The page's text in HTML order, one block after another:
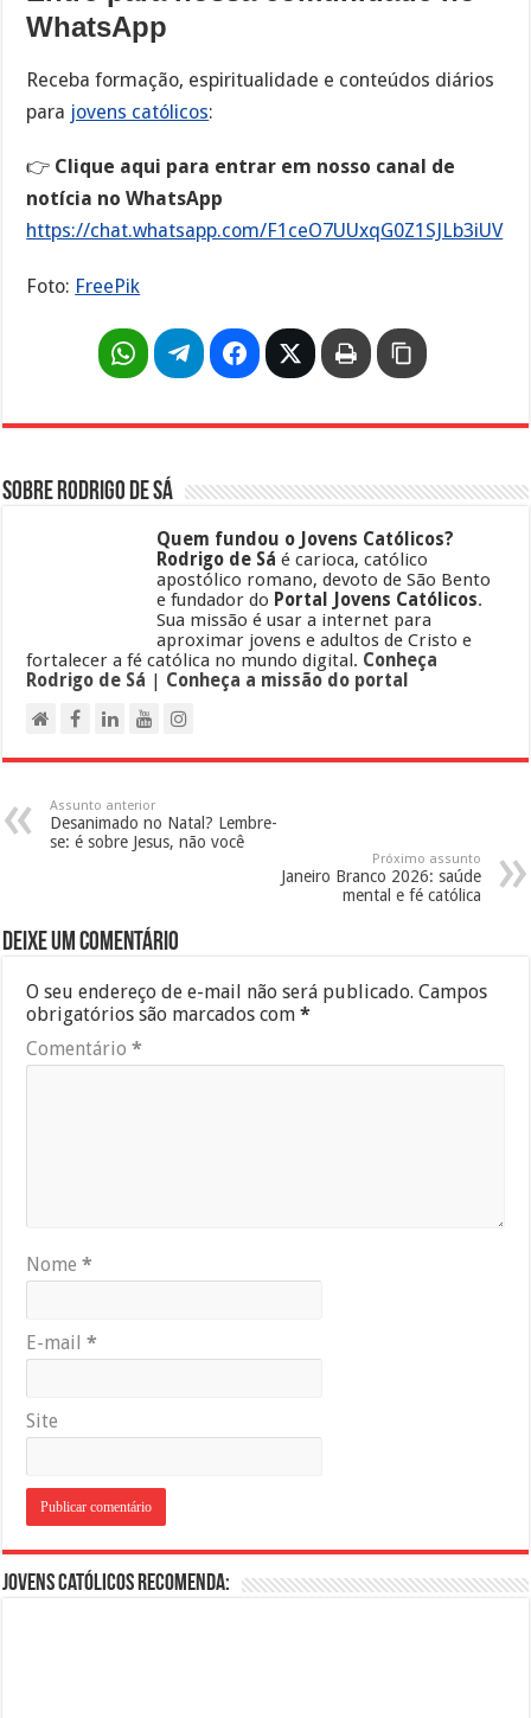
WhatsApp
Receba formação, espiritualidade e conteúdos diários
para jovens católicos:
👉 Clique aqui para entrar em nosso canal de
notícia no WhatsApp
https://chat.whatsapp.com/F1ceO7UUxqG0Z1SJLb3iUV
Foto: FreePik
Sobre Rodrigo de Sá
Quem fundou o Jovens Católicos?
Rodrigo de Sá é carioca, católico
apostólico romano, devoto de São Bento
e fundador do Portal Jovens Católicos.
Sua missão é usar a internet para
aproximar jovens e adultos de Cristo e
fortalecer a fé católica no mundo digital. Conheça
Rodrigo de Sá | Conheça a missão do portal
Assunto anterior
Desanimado no Natal? Lembre-
se: é sobre Jesus, não você
Próximo assunto
Janeiro Branco 2026: saúde
mental e fé católica
Deixe um comentário
O seu endereço de e-mail não será publicado. Campos
obrigatórios são marcados com*
Comentário*
Nome*
E-mail*
Site
Jovens Católicos Recomenda: